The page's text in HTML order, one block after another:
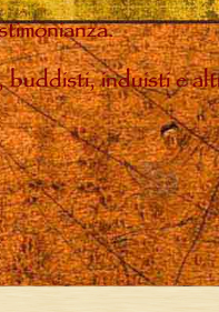
buddisti, induisti e